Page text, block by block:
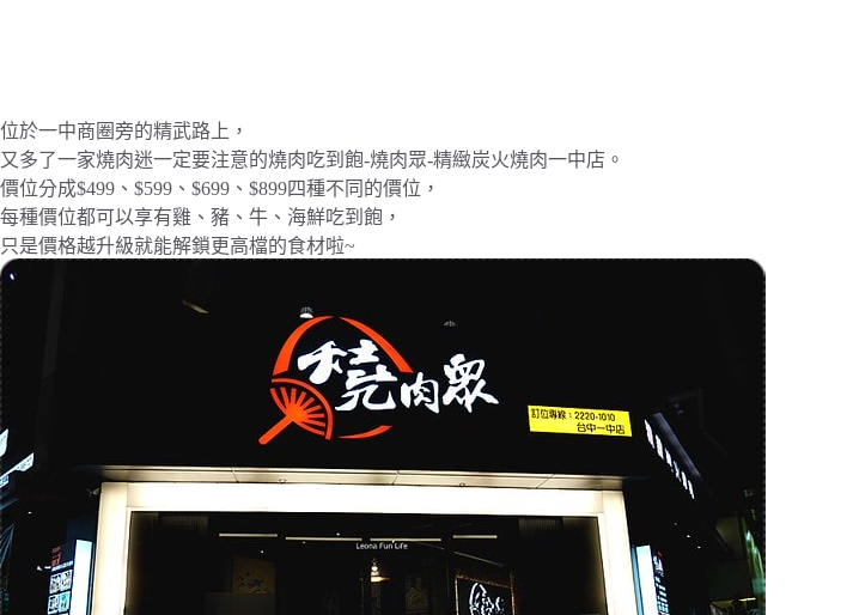
位於一中商圈旁的精武路上，
又多了一家燒肉迷一定要注意的燒肉吃到飽-燒肉眾-精緻炭火燒肉一中店。
價位分成$499、$599、$699、$899四種不同的價位，
每種價位都可以享有雞、豬、牛、海鮮吃到飽，
只是價格越升級就能解鎖更高檔的食材啦~